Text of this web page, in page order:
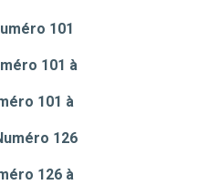
101
101 à
101 à
126
126 à